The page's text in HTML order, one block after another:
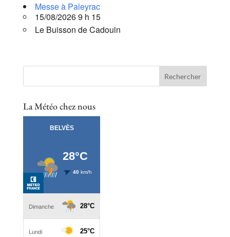
Messe à Paleyrac
15/08/2026 9 h 15
Le Buisson de Cadouin
La Météo chez nous